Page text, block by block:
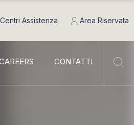
Assistenza Area Riservata
CONTATTI